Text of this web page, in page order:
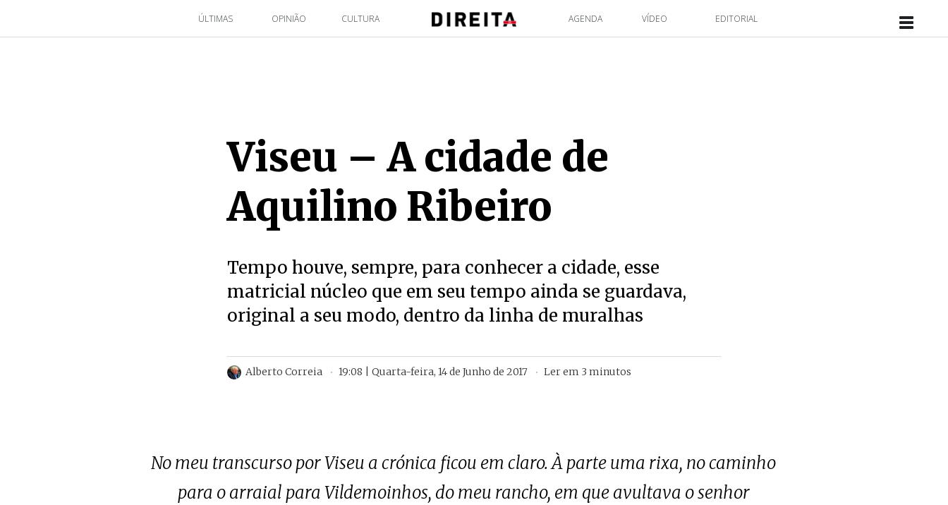
ÚLTIMAS OPINIÃO CULTURA AGENDA VÍDEO EDITORIAL
Viseu – A cidade de
Aquilino Ribeiro
Tempo houve, sempre, para conhecer a cidade, esse
matricial núcleo que em seu tempo ainda se guardava,
original a seu modo, dentro da linha de muralhas
Alberto Correia 19:08 | Quarta-feira, 14 de Junho de 2017 Ler em 3 minutos
No meu transcurso por Viseu a crónica ficou em claro. À parte uma rixa, no caminho
para o arraial para Vildemoinhos, do meu rancho, em que avultava o senhor